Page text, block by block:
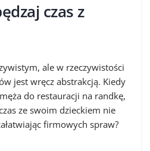
czas z
ale w rzeczywistości
jest wręcz abstrakcją. Kiedy
do restauracji na randkę,
ze swoim dzieckiem nie
firmowych spraw?